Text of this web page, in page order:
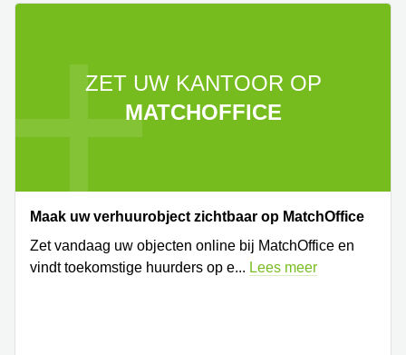
ZET UW KANTOOR OP
MATCHOFFICE
Maak uw verhuurobject zichtbaar op MatchOffice
Zet vandaag uw objecten online bij MatchOffice en
vindt toekomstige huurders op e... Lees meer